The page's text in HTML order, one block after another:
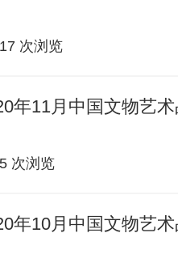
次浏览
年11月中国文物艺
次浏览
年10月中国文物艺